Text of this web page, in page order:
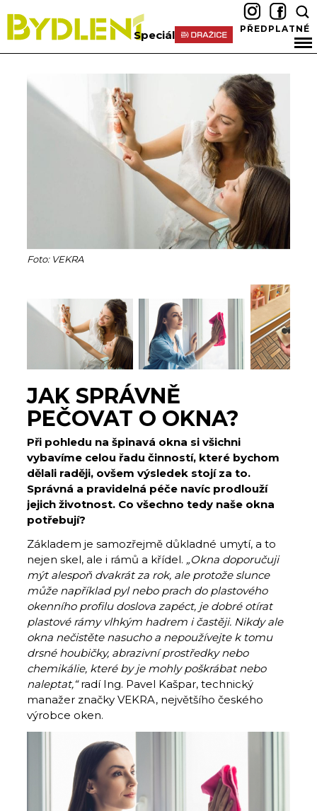
Speciál PŘEDPLATNÉ
Foto: VEKRA
JAK SPRÁVNĚ
PEČOVAT O OKNA?
Při pohledu na špinavá okna si všichni
vybavíme celou řadu činností, které bychom
dělali raději, ovšem výsledek stojí za to.
Správná a pravidelná péče navíc prodlouží
jejich životnost. Co všechno tedy naše okna
potřebují?
Základem je samozřejmě důkladné umytí, a to
nejen skel, ale i rámů a křídel. „Okna doporučuji
mýt alespoň dvakrát za rok, ale protože slunce
může například pyl nebo prach do plastového
okenního profilu doslova zapéct, je dobré otírat
plastové rámy vlhkým hadrem i častěji. Nikdy ale
okna nečistěte nasucho a nepoužívejte k tomu
drsné houbičky, abrazivní prostředky nebo
chemikálie, které by je mohly poškrábat nebo
naleptat,“radí Ing. Pavel Kašpar, technický
manažer značky VEKRA, největšího českého
výrobce oken.